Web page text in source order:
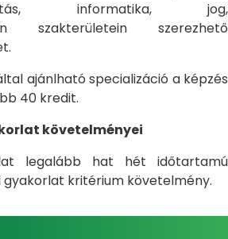
informatika, jog,
szakterületein szerezhető
ajánlható specializáció a képzés
40 kredit.
követelményei
legalább hat hét időtartamú
gyakorlat kritérium követelmény.